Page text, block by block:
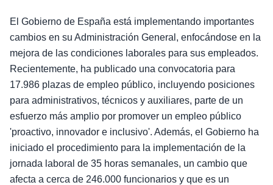
El Gobierno de España está implementando importantes
cambios en su Administración General, enfocándose en la
mejora de las condiciones laborales para sus empleados.
Recientemente, ha publicado una convocatoria para
17.986 plazas de empleo público, incluyendo posiciones
para administrativos, técnicos y auxiliares, parte de un
esfuerzo más amplio por promover un empleo público
'proactivo, innovador e inclusivo'. Además, el Gobierno ha
iniciado el procedimiento para la implementación de la
jornada laboral de 35 horas semanales, un cambio que
afecta a cerca de 246.000 funcionarios y que es un